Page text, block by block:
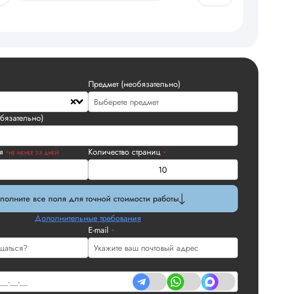
Предмет (необязательно)
*НЕ МЕНЕЕ 2-Х ДНЕЙ Количество страниц *
все поля для точной стоимости работы
Дополнительные требования
E-mail *
П.